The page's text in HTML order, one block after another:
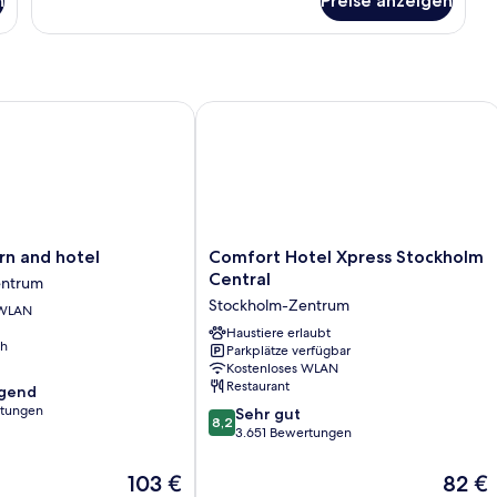
2 Einzelbetten,
and hotel
Der
103 €
hotel
Comfort
Hotel
Stockholm
Central
Stockholm-
Zentrum
Comfort Hotel Xpress Stockholm
Central
Stockholm-Zentrum
Haustiere erlaubt
Parkplätze verfügbar
Kostenloses WLAN
Restaurant
8.2
von
8,2 Sehr gut
3.651 Bewertungen
Der
82 €
Comfort Hotel Xpress Stockholm